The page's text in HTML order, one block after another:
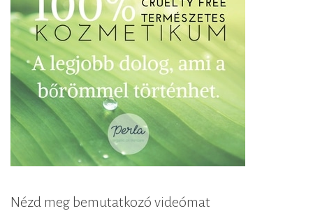
Nézd meg bemutatkozó videómat